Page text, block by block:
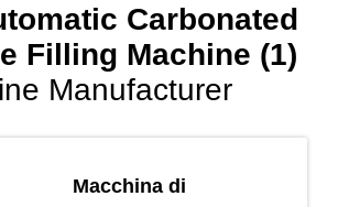
Carbonated
Filling Machine (1)
Manufacturer
Macchina di